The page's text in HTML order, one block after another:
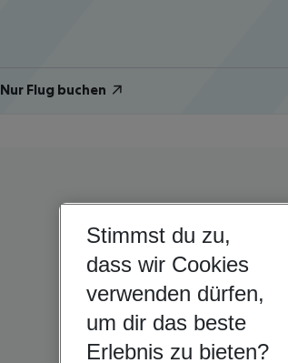
Nur Flug buchen
Stimmst du zu,
dass wir Cookies
verwenden dürfen,
um dir das beste
Erlebnis zu bieten?